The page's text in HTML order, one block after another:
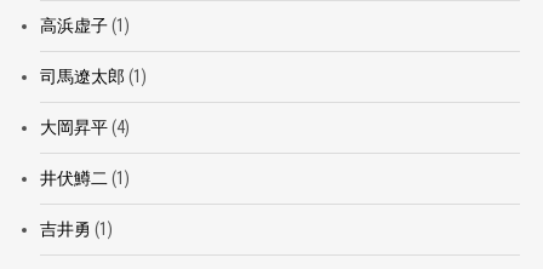
高浜虚子(1)
司馬遼太郎 (1)
大岡昇平(4)
井伏鱒二 (1)
吉井勇 (1)